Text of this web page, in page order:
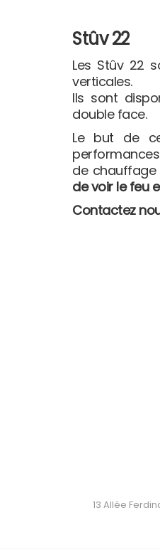
Stûv 22
Les Stûv 22
verticales.
Ils sont
double face.
Le but de
performances
de
de voir le feu
Contactez
13 Allée